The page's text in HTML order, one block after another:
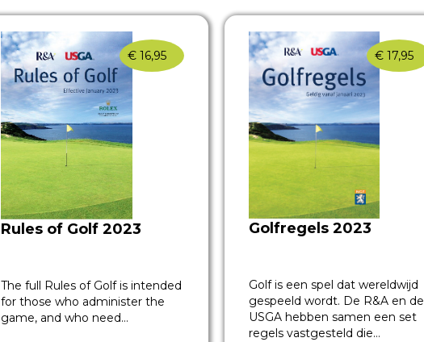
€16,95
Rules of Golf 2023
The full Rules of Golf is intended
for those who administer the
game, and who need…
€ 17,95
Golfregels 2023
Golf is een spel dat wereldwijd
gespeeld wordt. De R&A en de
USGA hebben samen een set
regels vastgesteld die…